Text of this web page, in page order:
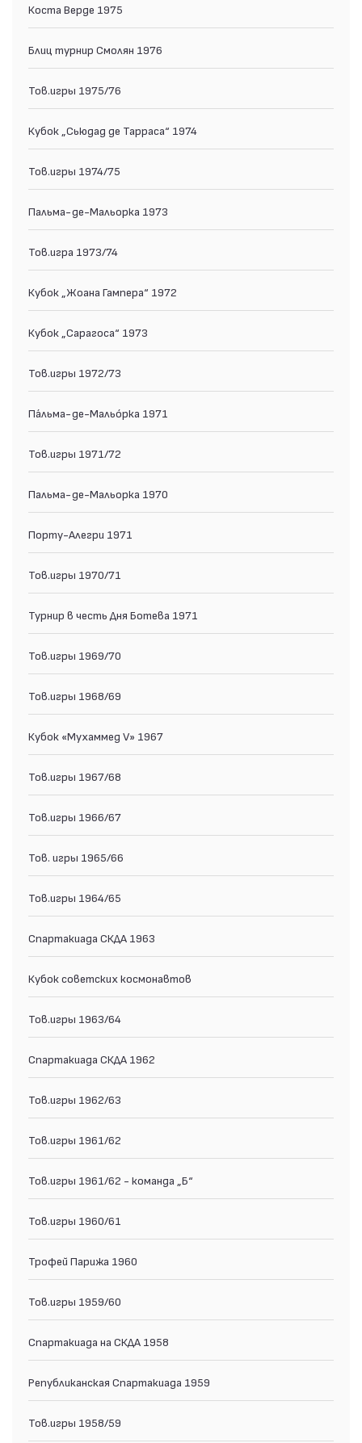
Коста Верде 1975
Блиц турнир Смолян 1976
Тов.игры 1975/76
Кубок „Сьюдад де Тарраса“ 1974
Тов.игры 1974/75
Пальма-де-Мальорка 1973
Тов.игра 1973/74
Кубок „Жоана Гампера“ 1972
Кубок „Сарагоса“ 1973
Тов.игры 1972/73
Па́льма-де-Мальо́рка 1971
Тов.игры 1971/72
Пальма-де-Мальорка 1970
Порту-Алегри 1971
Тов.игры 1970/71
Турнир в честь Дня Ботева 1971
Тов.игры 1969/70
Тов.игры 1968/69
Кубок «Мухаммед V» 1967
Тов.игры 1967/68
Тов.игры 1966/67
Тов. игры 1965/66
Тов.игры 1964/65
Спартакиада СКДА 1963
Кубок советских космонавтов
Тов.игры 1963/64
Спартакиада СКДА 1962
Тов.игры 1962/63
Тов.игры 1961/62
Тов.игры 1961/62 - команда „Б“
Тов.игры 1960/61
Трофей Парижа 1960
Тов.игры 1959/60
Спартакиада на СКДА 1958
Републиканская Спартакиада 1959
Тов.игры 1958/59